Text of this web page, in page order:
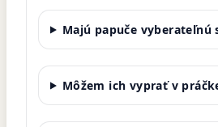
Majú papuče vyberateľnú
Môžem ich vyprať v